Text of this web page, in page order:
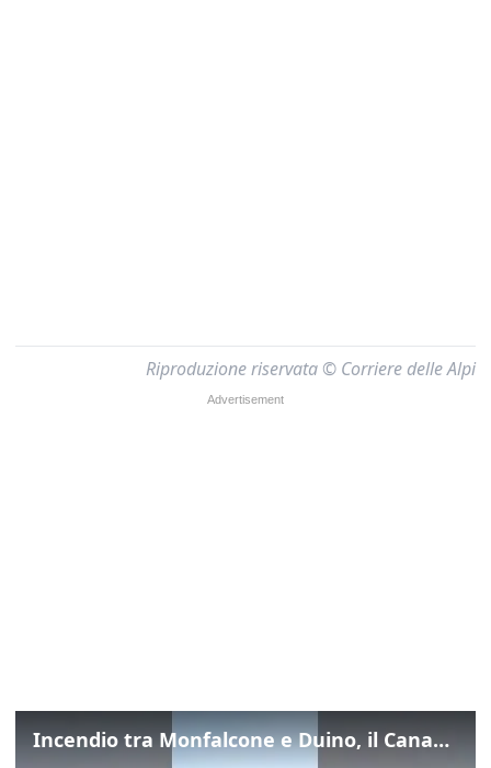
Riproduzione riservata © Corriere delle Alpi
Incendio tra Monfalcone e Duino, il Canadair in azione per fermare le fiamme sul fronte dell’A4